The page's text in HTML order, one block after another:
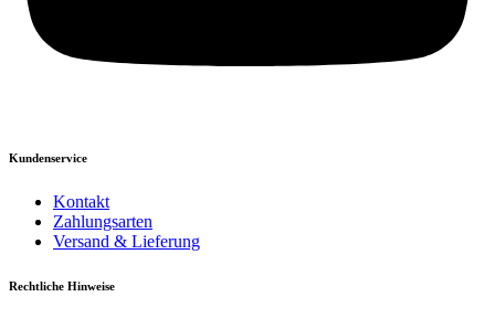
Kundenservice
Kontakt
Zahlungsarten
Versand & Lieferung
Rechtliche Hinweise